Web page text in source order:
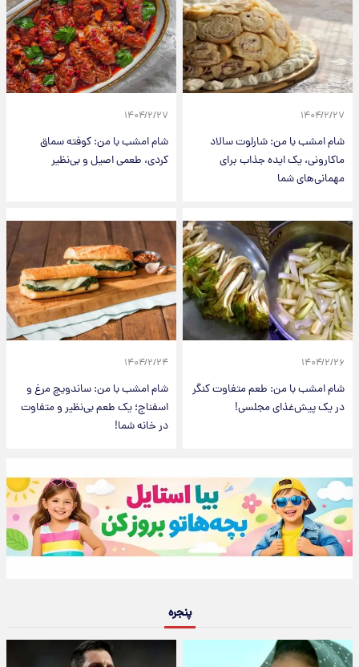
۱۴۰۴/۲/۲۷
شام امشب با من: شارلوت سالاد
ماکارونی، یک ایده جذاب برای
مهمانی‌های شما
۱۴۰۴/۲/۲۷
شام امشب با من: کوفته سماق
کردی، طعمی اصیل و بی‌نظیر
۱۴۰۴/۲/۲۶
شام امشب با من: طعم متفاوت کنگر
در یک پیش‌غذای مجلسی!
۱۴۰۴/۲/۲۴
شام امشب با من: ساندویچ مرغ و
اسفناج؛ یک طعم بی‌نظیر و متفاوت
در خانه شما!
پنجره